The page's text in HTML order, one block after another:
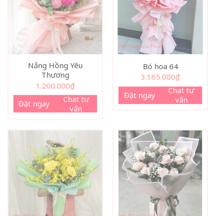
Nắng Hồng Yêu
Thương
1.200.000₫
Đặt ngay
Chat tư
vấn
Bó hoa 64
3.165.000₫
Đặt ngay
Chat tư
vấn